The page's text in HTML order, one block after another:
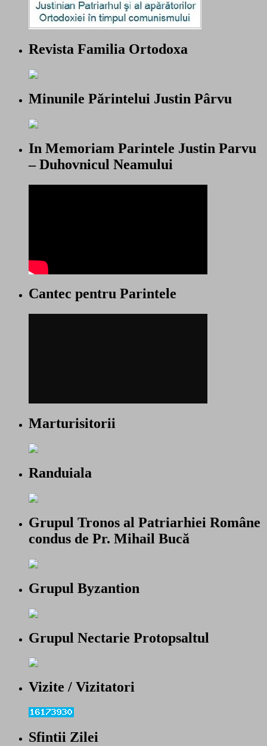
Revista Familia Ortodoxa
Minunile Părintelui Justin Pârvu
In Memoriam Parintele Justin Parvu
– Duhovnicul Neamului
Cantec pentru Parintele
Marturisitorii
Randuiala
Grupul Tronos al Patriarhiei Române
condus de Pr. Mihail Bucă
Grupul Byzantion
Grupul Nectarie Protopsaltul
Vizite / Vizitatori
Sfintii Zilei